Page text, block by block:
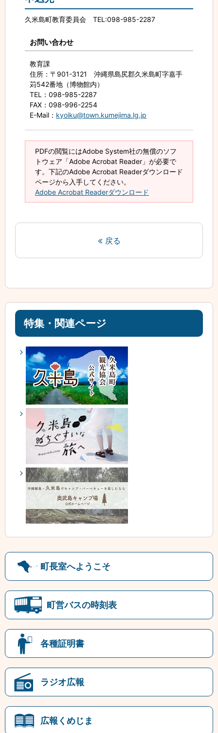
久米島町教育委員会 TEL:098-985-2287
お問い合わせ
教育課
住所 ：〒901-3121 沖縄県島尻郡久米島町字嘉手
苅542番地（博物館内）
TEL
：098-985-2287
FAX ：098-996-2254
E-Mail ： kyoiku@town.kumejima.lg.jp
PDFの閲覧にはAdobe System社の無償のソフ
トウェア「Adobe Acrobat Reader」が必要で
す。下記のAdobe Acrobat Readerダウンロード
ページから入手してください。
Adobe Acrobat Readerダウンロード
戻る
特集・関連ページ
町長室へようこそ
町営バスの時刻表
各種証明書
ラジオ広報
広報くめじま